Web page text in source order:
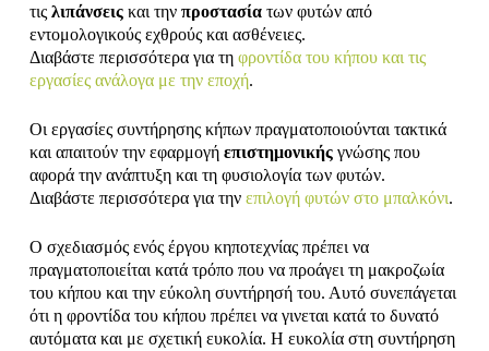
τις λιπάνσειςκαι την προστασίατων φυτών από
εντομολογικούς εχθρούς και ασθένειες.
Διαβάστε περισσότερα για τη φροντίδα του κήπου και τις
εργασίες ανάλογα με την εποχή.
Οι εργασίες συντήρησης κήπων πραγματοποιούνται τακτικά
και απαιτούν την εφαρμογή επιστημονικήςγνώσης που
αφορά την ανάπτυξη και τη φυσιολογία των φυτών.
Διαβάστε περισσότερα για την επιλογή φυτών στο μπαλκόνι.
Ο σχεδιασμός ενός έργου κηποτεχνίας πρέπει να
πραγματοποιείται κατά τρόπο που να προάγει τη μακροζωία
του κήπου και την εύκολη συντήρησή του. Αυτό συνεπάγεται
ότι η φροντίδα του κήπου πρέπει να γινεται κατά το δυνατό
αυτόματα και με σχετική ευκολία. Η ευκολία στη συντήρηση